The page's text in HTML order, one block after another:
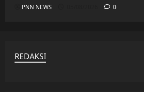
PNN NEWS 0
REDAKSI